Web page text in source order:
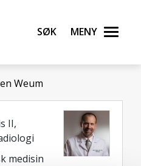
Søk Meny
Weum
II,
medisin